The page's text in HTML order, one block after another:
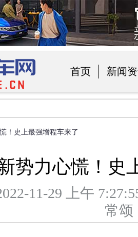
首页 新闻
！史上最强增程车来了
势力心慌！史
11-29 上午
常